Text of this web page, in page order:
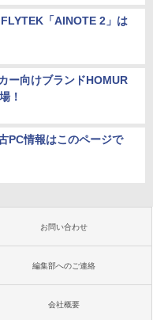
「AINOTE 2」は
ー向けブランドHOMUR
！
PC情報はこのページで
お問い合わせ
編集部へのご連絡
会社概要